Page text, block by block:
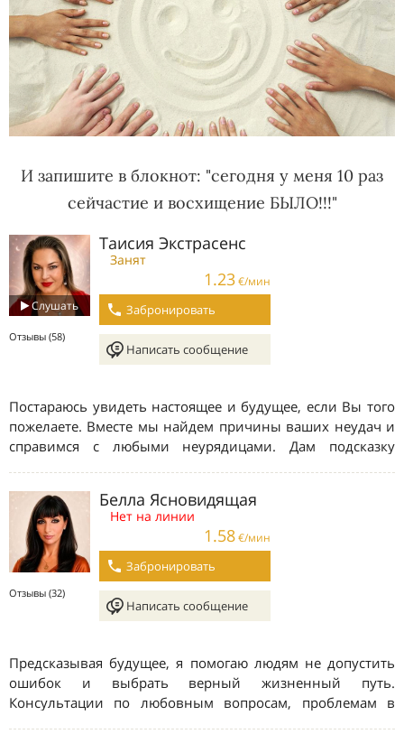
И запишите в блокнот: "сегодня у меня 10 раз
сейчастие и восхищение БЫЛО!!!"